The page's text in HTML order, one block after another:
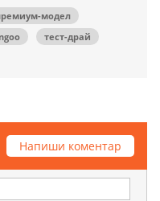
модел
тест-драй
Напиши коментар